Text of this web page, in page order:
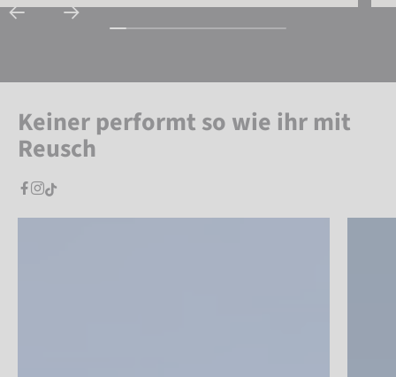
Keiner performt so wie ihr mit
Reusch